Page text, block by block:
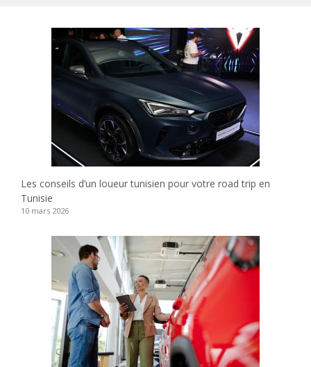
Les conseils d’un loueur tunisien pour votre road trip en
Tunisie
10 mars 2026